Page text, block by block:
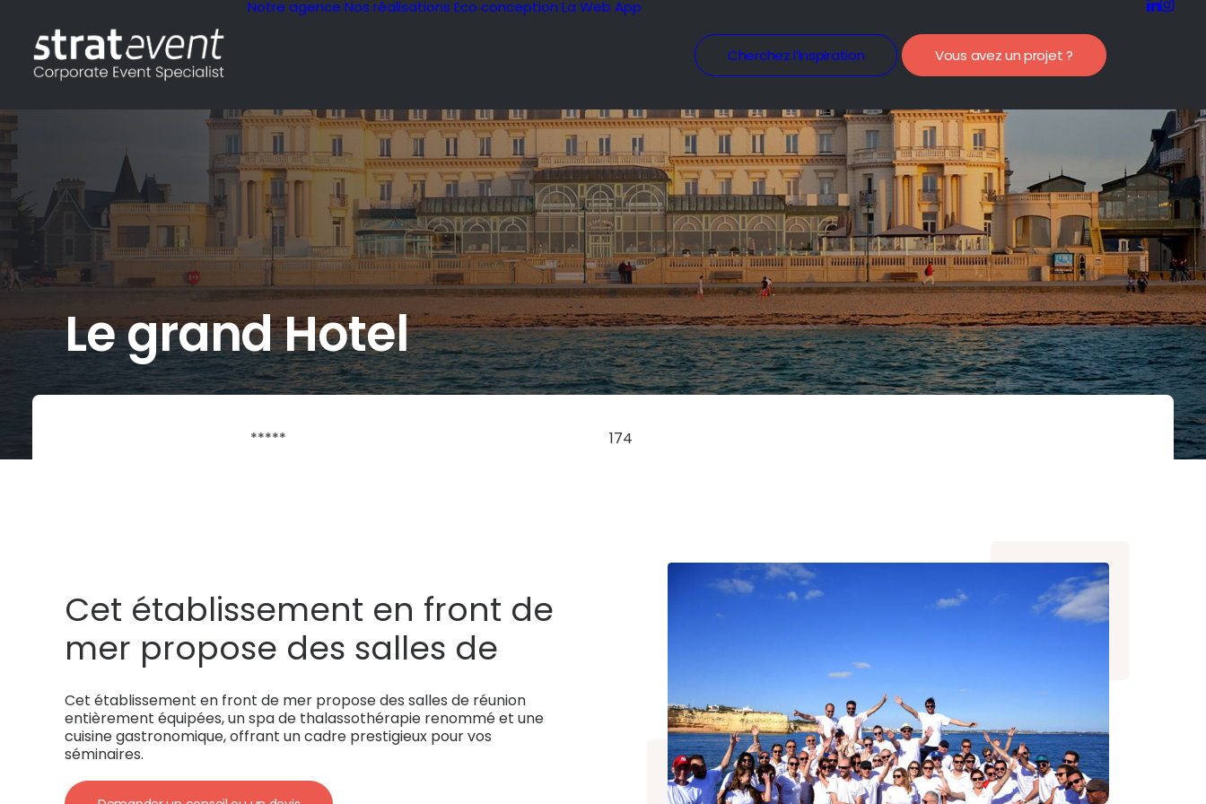
Notre agence Nos réalisations Eco conception La Web App
Cherchez l’inspiration Vous avez un projet ?
Le grand Hotel
***** 174
Cet établissement en front de
mer propose des salles de
réunion entièrement équipées,
un spa de thalassothérapie
renommé et une cuisine
Cet établissement en front de mer propose des salles de réunion
entièrement équipées, un spa de thalassothérapie renommé et une
cuisine gastronomique, offrant un cadre prestigieux pour vos
séminaires.